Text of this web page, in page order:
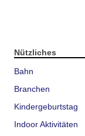
Nützliches
Bahn
Branchen
Kindergeburtstag
Indoor Aktivitäten